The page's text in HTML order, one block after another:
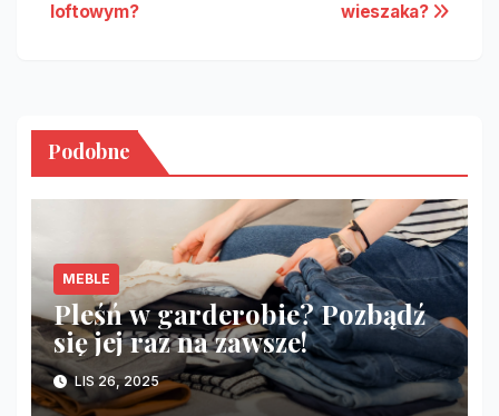
wieszaka?
loftowym?
Podobne
MEBLE
Pleśń w garderobie? Pozbądź
się jej raz na zawsze!
LIS 26, 2025